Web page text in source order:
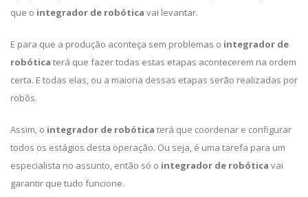
que o integrador de robótica vai levantar.
E para que a produção aconteça sem problemas o integrador de
robótica terá que fazer todas estas etapas acontecerem na ordem
certa. E todas elas, ou a maioria dessas etapas serão realizadas por
robôs.
Assim, o integrador de robótica terá que coordenar e configurar
todos os estágios desta operação. Ou seja, é uma tarefa para um
especialista no assunto, então só o integrador de robótica vai
garantir que tudo funcione.